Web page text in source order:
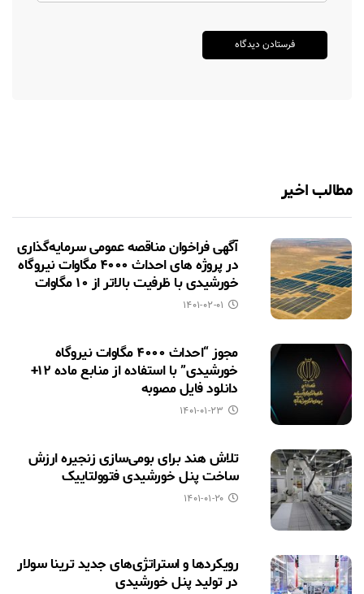
مطالب اخیر
آگهی فراخوان مناقصه عمومی سرمایه‌گذاری
در پروژه های احداث ۴۰۰۰ مگاوات نیروگاه
خورشیدی با ظرفیت بالاتر از ۱۰ مگاوات
۱۴۰۱-۰۲-۰۱
مجوز “احداث ۴۰۰۰ مگاوات نیروگاه
خورشیدی” با استفاده از منابع ماده ۱۲+
دانلود فایل مصوبه
۱۴۰۱-۰۱-۲۳
تلاش هند برای بومی‌سازی زنجیره ارزش
ساخت پنل خورشیدی فتوولتاییک
۱۴۰۱-۰۱-۲۰
رویکردها و استراتژی‌های جدید ترینا سولار
در تولید پنل خورشیدی